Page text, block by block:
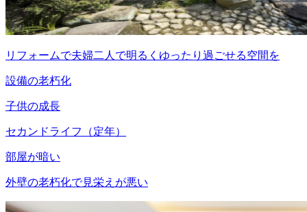
リフォームで夫婦二人で明るくゆったり過ごせる空間を
設備の老朽化
子供の成長
セカンドライフ（定年）
部屋が暗い
外壁の老朽化で見栄えが悪い